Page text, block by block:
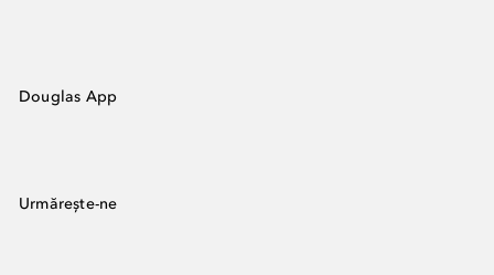
Douglas App
Urmărește-ne